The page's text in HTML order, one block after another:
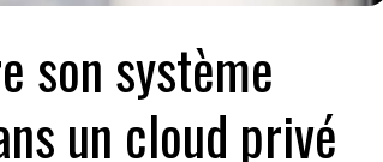
son système
un cloud privé